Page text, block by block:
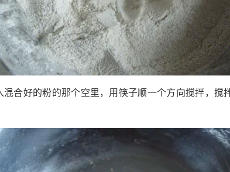
混合好的粉的那个空里，用筷子顺一个方向搅拌，搅